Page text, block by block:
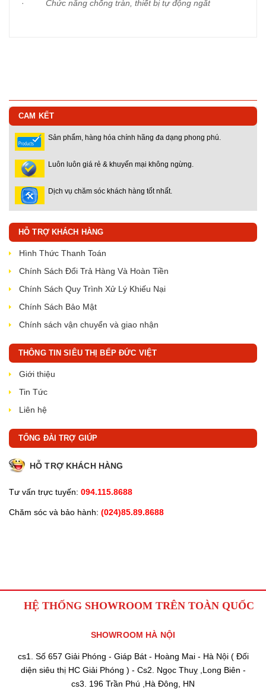
· Chức năng chống tràn, thiết bị tự động ngắt
CAM KẾT
Sản phẩm, hàng hóa chính hãng đa dạng phong phú.
Luôn luôn giá rẻ & khuyến mại không ngừng.
Dịch vụ chăm sóc khách hàng tốt nhất.
HỖ TRỢ KHÁCH HÀNG
Hình Thức Thanh Toán
Chính Sách Đổi Trả Hàng Và Hoàn Tiền
Chính Sách Quy Trình Xử Lý Khiếu Nại
Chính Sách Bảo Mật
Chính sách vận chuyển và giao nhận
THÔNG TIN SIÊU THỊ BẾP ĐỨC VIỆT
Giới thiệu
Tin Tức
Liên hệ
TỔNG ĐÀI TRỢ GIÚP
HỖ TRỢ KHÁCH HÀNG
Tư vấn trực tuyến: 094.115.8688
Chăm sóc và bảo hành: (024)85.89.8688
HỆ THỐNG SHOWROOM TRÊN TOÀN QUỐC
SHOWROOM HÀ NỘI
cs1. Số 657 Giải Phóng - Giáp Bát - Hoàng Mai - Hà Nội ( Đối
diện siêu thị HC Giải Phóng ) - Cs2. Ngọc Thuỵ ,Long Biên -
cs3. 196 Trần Phú ,Hà Đông, HN